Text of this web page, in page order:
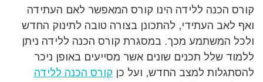
קורס הכנה ללידה הינו קורס המאפשר לאם העתידה
ואף לאב העתידי, להתכונן בצורה טובה לתינוק החדש
ולכל המשתמע מכך. במסגרת קורס הכנה ללידה ניתן
ללמוד שלל תכנים שונים אשר מסייעים באופן ניכר
להסתגלות למצב החדש, ועל כן קורס הכנה ללידה